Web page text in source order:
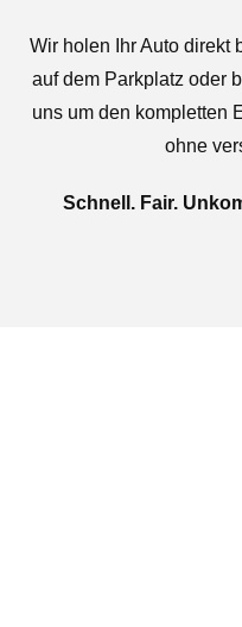
Wir holen Ihr Auto direkt
auf dem Parkplatz oder
uns um den kompletten
ohne
Schnell. Fair.